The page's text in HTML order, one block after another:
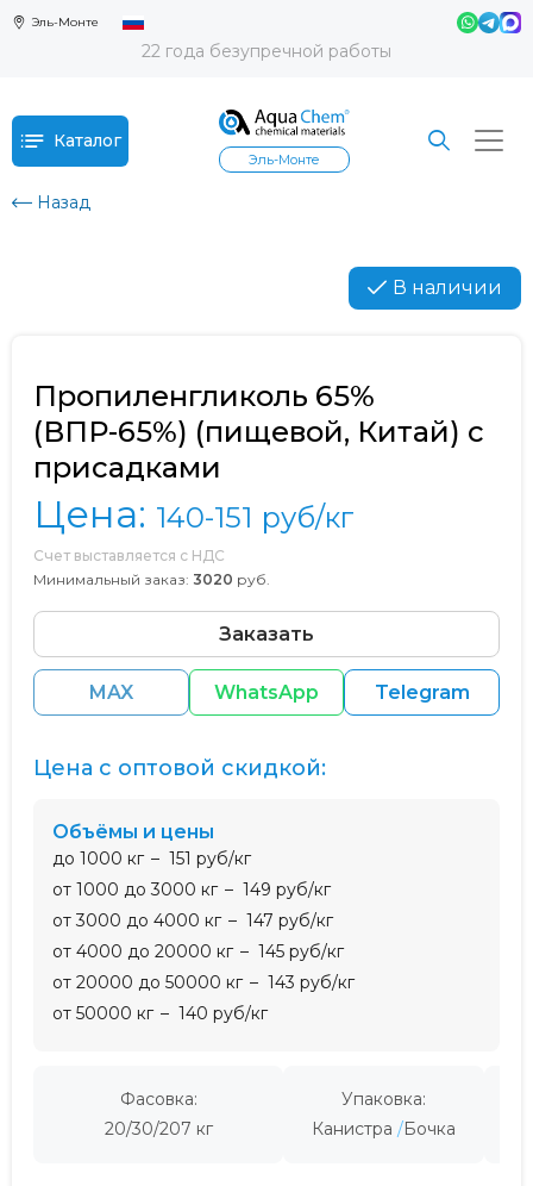
Эль-Монте
22 года безупречной работы
Каталог
Эль-Монте
Назад
В наличии
Пропиленгликоль 65%
(ВПР-65%) (пищевой, Китай) с
присадками
Цена: 140-151 руб/кг
Счет выставляется с НДС
Минимальный заказ: 3020 руб.
Заказать
MAX WhatsApp Telegram
Фасовка:
20/30/207 кг
Упаковка:
Канистра
Бочка
Цена с оптовой скидкой:
Объёмы и цены
до 1000 кг
151 руб/кг
от 1000 до 3000 кг
149 руб/кг
от 3000 до 4000 кг
147 руб/кг
от 4000 до 20000 кг
145 руб/кг
от 20000 до 50000 кг
143 руб/кг
от 50000 кг
140 руб/кг